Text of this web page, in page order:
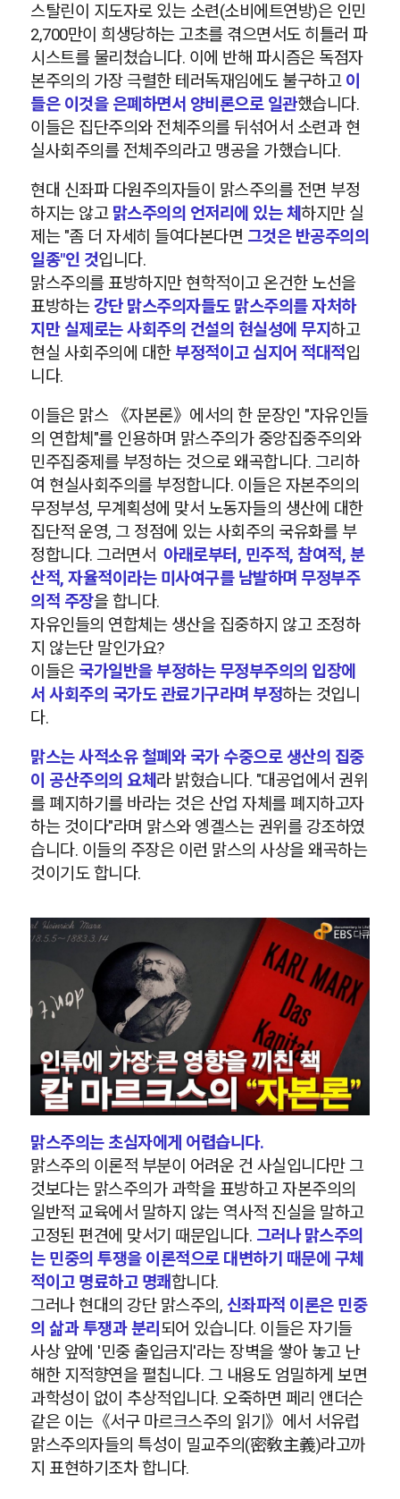
스탈린이 지도자로 있는 소련(소비에트연방)은 인민
2,700만이 희생당하는 고초를 겪으면서도 히틀러 파
시스트를 물리쳤습니다. 이에 반해 파시즘은 독점자
본주의의 가장 극렬한 테러독재임에도 불구하고 이
들은 이것을 은폐하면서 양비론으로 일관했습니다.
이들은 집단주의와 전체주의를 뒤섞어서 소련과 현
실사회주의를 전체주의라고 맹공을 가했습니다.
현대 신좌파 다원주의자들이 맑스주의를 전면 부정
하지는 않고맑스주의의 언저리에 있는 체하지만 실
제는 "좀 더 자세히 들여다본다면 그것은 반공주의의
일종"인 것입니다.
맑스주의를 표방하지만 현학적이고 온건한 노선을
표방하는강단 맑스주의자들도 맑스주의를 자처하
지만 실제로는 사회주의 건설의 현실성에 무지하고
현실 사회주의에 대한 부정적이고 심지어 적대적입
니다.
이들은 맑스 《자본론》에서의 한 문장인 "자유인들
의 연합체"를 인용하며 맑스주의가 중앙집중주의와
민주집중제를 부정하는 것으로 왜곡합니다. 그리하
여 현실사회주의를 부정합니다. 이들은 자본주의의
무정부성, 무계획성에 맞서 노동자들의 생산에 대한
집단적 운영, 그 정점에 있는 사회주의 국유화를 부
정합니다. 그러면서아래로부터, 민주적, 참여적, 분
산적, 자율적이라는 미사여구를 남발하며 무정부주
의적 주장을 합니다.
자유인들의 연합체는 생산을 집중하지 않고 조정하
지 않는단 말인가요?
이들은 국가일반을 부정하는 무정부주의의 입장에
서 사회주의 국가도 관료기구라며 부정하는 것입니
다.
맑스는 사적소유 철폐와 국가 수중으로 생산의 집중
이 공산주의의 요체 라 밝혔습니다. "대공업에서 권위
를 폐지하기를 바라는 것은 산업 자체를 폐지하고자
하는 것이다"라며 맑스와 엥겔스는 권위를 강조하였
습니다. 이들의 주장은 이런 맑스의 사상을 왜곡하는
것이기도 합니다.
맑스주의는 초심자에게 어렵습니다.
맑스주의 이론적 부분이 어려운 건 사실입니다만 그
것보다는 맑스주의가 과학을 표방하고 자본주의의
일반적 교육에서 말하지 않는 역사적 진실을 말하고
고정된 편견에 맞서기 때문입니다. 그러나 맑스주의
는 민중의 투쟁을 이론적으로 대변하기 때문에 구체
적이고 명료하고 명쾌합니다.
그러나 현대의 강단 맑스주의, 신좌파적 이론은 민중
의 삶과 투쟁과 분리 되어 있습니다. 이들은 자기들
사상 앞에 '민중 출입금지'라는 장벽을 쌓아 놓고 난
해한 지적향연을 펼칩니다. 그 내용도 엄밀하게 보면
과학성이 없이 추상적입니다. 오죽하면 페리 앤더슨
같은 이는《서구 마르크스주의 읽기》에서 서유럽
맑스주의자들의 특성이 밀교주의(密敎主義)라고까
지 표현하기조차 합니다.